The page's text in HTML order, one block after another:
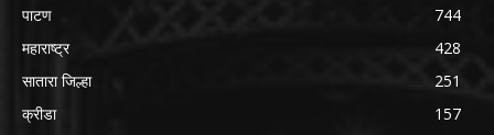
पाटण
744
महाराष्ट्र
428
सातारा जिल्हा
251
क्रीडा
157